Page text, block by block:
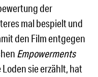
der
mal bespielt und
den Film entgegen
Empowerments
sie erzählt, hat